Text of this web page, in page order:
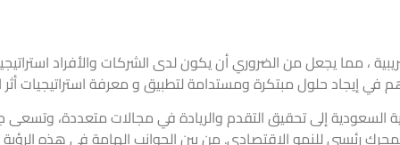
، مما يجعل من الضروري أن يكون لدى الشركاتوالأفراد
في إيجاد حلول مبتكرة ومستدامة لتطبيق و معرفة استراتيجيات أثر
رئيسي للنمو الاقتصادي. من بين الجوانب الهامة في هذه الرؤية